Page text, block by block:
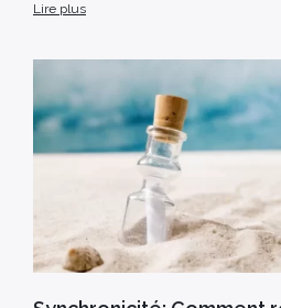
Lire plus